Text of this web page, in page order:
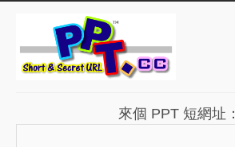
來個 PPT 短網址：